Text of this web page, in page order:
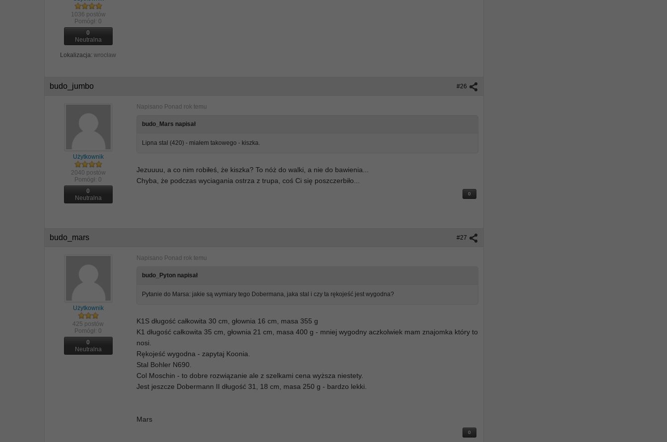
1036 postów
Pomógł: 0
0
Neutralna
Lokalizacja: wrocław
#26
budo_jumbo
Użytkownik
2040 postów
Pomógł: 0
0
Neutralna
Napisano Ponad rok temu
budo_Mars napisał
Lipna stal (420) - miałem takowego - kiszka.
Jezuuuu, a co nim robiłeś, że kiszka? To nóż do walki, a nie do bawienia...
Chyba, że podczas wyciagania ostrza z trupa, coś Ci się poszczerbiło...
0
#27
budo_mars
Użytkownik
425 postów
Pomógł: 0
0
Neutralna
Napisano Ponad rok temu
budo_Pyton napisał
Pytanie do Marsa: jakie są wymiary tego Dobermana, jaka stal i czy ta rękojeść jest wygodna?
K1S długość całkowita 30 cm, głownia 16 cm, masa 355 g
K1 długość całkowita 35 cm, głownia 21 cm, masa 400 g - mniej wygodny aczkolwiek mam znajomka który to
nosi.
Rękojeść wygodna - zapytaj Koonia.
Stal Bohler N690.
Col Moschin - to dobre rozwiązanie ale z szelkami cena wyższa niestety.
Jest jeszcze Dobermann II długość 31, 18 cm, masa 250 g - bardzo lekki.
Mars
0